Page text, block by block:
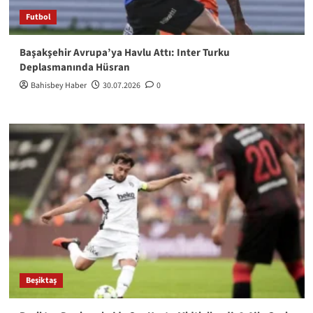
Futbol
Başakşehir Avrupa’ya Havlu Attı: Inter Turku
Deplasmanında Hüsran
Bahisbey Haber 30.07.2026 0
Beşiktaş